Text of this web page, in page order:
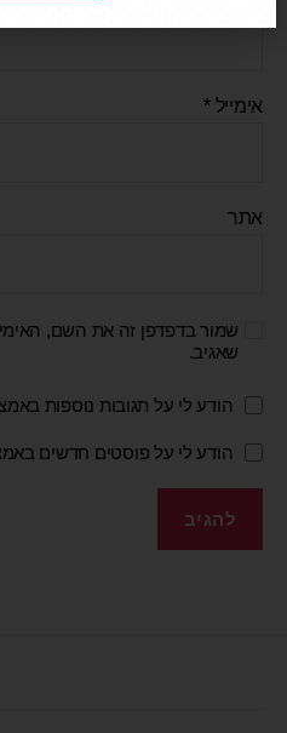
אימייל*
אתר
שמור בדפדפן זה את השם,
שאגיב.
הודע לי על תגובות נוספות
הודע לי על פוסטים חדשים